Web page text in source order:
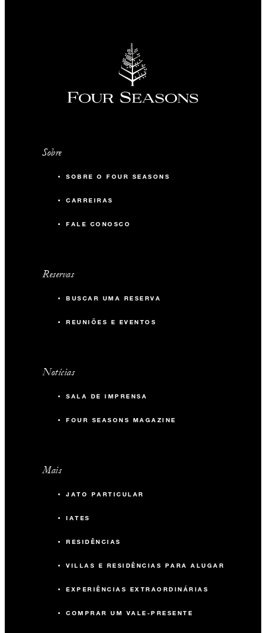
Sobre
SOBRE O FOUR SEASONS
CARREIRAS
FALE CONOSCO
Reservas
BUSCAR UMA RESERVA
REUNIÕES E EVENTOS
Notícias
SALA DE IMPRENSA
FOUR SEASONS MAGAZINE
Mais
JATO PARTICULAR
IATES
RESIDÊNCIAS
VILLAS E RESIDÊNCIAS PARA ALUGAR
EXPERIÊNCIAS EXTRAORDINÁRIAS
COMPRAR UM VALE-PRESENTE